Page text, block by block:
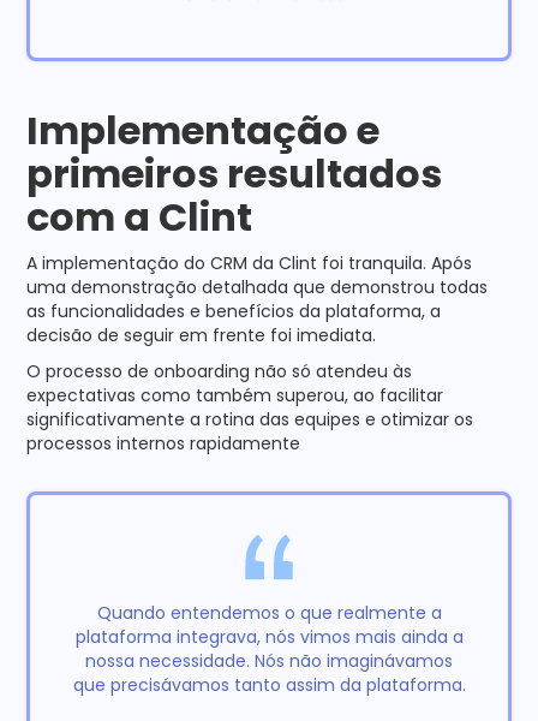
Implementação e
primeiros resultados
com a Clint
A implementação do CRM da Clint foi tranquila. Após
uma demonstração detalhada que demonstrou todas
as funcionalidades e benefícios da plataforma, a
decisão de seguir em frente foi imediata.
O processo de onboarding não só atendeu às
expectativas como também superou, ao facilitar
significativamente a rotina das equipes e otimizar os
processos internos rapidamente
Quando entendemos o que realmente a
plataforma integrava, nós vimos mais ainda a
nossa necessidade. Nós não imaginávamos
que precisávamos tanto assim da plataforma.